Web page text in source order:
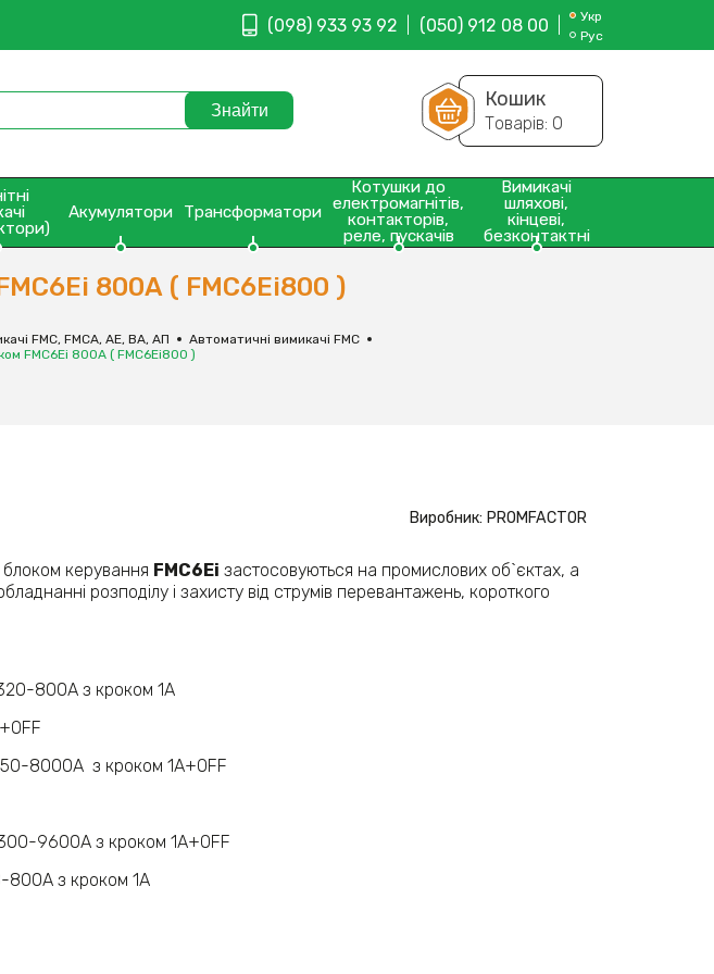
(098) 933 93 92 (050) 912 08 00
Укр
Рус
Кошик
Товарів: 0
Акумулятори Трансформатори
Котушки до
електромагнітів,
контакторів,
реле, пускачів
Вимикачі
шляхові,
кінцеві,
безконтактні
800А ( FMC6Ei800 )
FMC, FMCA, АЕ, ВА, АП
Автоматичні вимикачі FMC
FMC6Ei 800А ( FMC6Ei800 )
Виробник: PROMFACTOR
блоком керування FMC6Еі застосовуються на промислових об`єктах, а
розподілу і захисту від струмів перевантажень, короткого
800A з кроком 1A
8000A з кроком 1A+OFF
9600A з кроком 1A+OFF
800A з кроком 1A